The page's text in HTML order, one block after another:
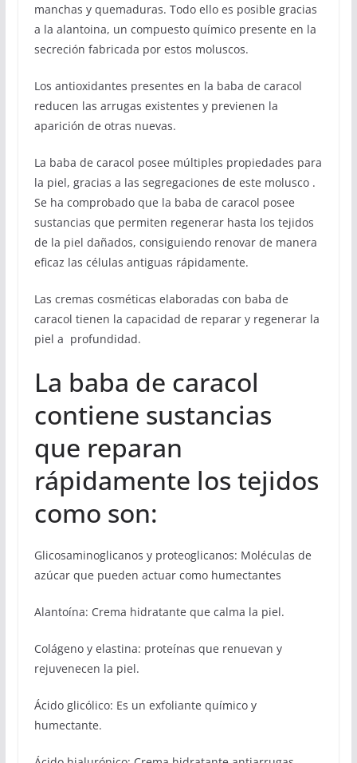
manchas y quemaduras. Todo ello es posible gracias
a la alantoina, un compuesto químico presente en la
secreción fabricada por estos moluscos.
Los antioxidantes presentes en la baba de caracol
reducen las arrugas existentes y previenen la
aparición de otras nuevas.
La baba de caracol posee múltiples propiedades para
la piel, gracias a las segregaciones de este molusco .
Se ha comprobado que la baba de caracol posee
sustancias que permiten regenerar hasta los tejidos
de la piel dañados, consiguiendo renovar de manera
eficaz las células antiguas rápidamente.
Las cremas cosméticas elaboradas con baba de
caracol tienen la capacidad de reparar y regenerar la
piel a profundidad.
La baba de caracol
contiene sustancias
que reparan
rápidamente los tejidos
como son:
Glicosaminoglicanos y proteoglicanos: Moléculas de
azúcar que pueden actuar como humectantes
Alantoína: Crema hidratante que calma la piel.
Colágeno y elastina: proteínas que renuevan y
rejuvenecen la piel.
Ácido glicólico: Es un exfoliante químico y
humectante.